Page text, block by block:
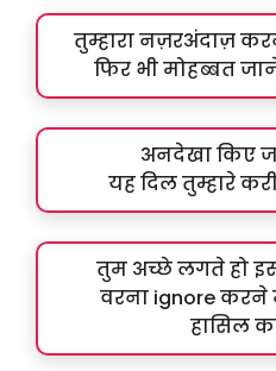
तुम्हारा नज़रअंदाज़
फिर भी मोहब्बत
अनदेखा किए
यह दिल तुम्हारे
तुम अच्छे लगते हो
वरना ignore करने
हासिल